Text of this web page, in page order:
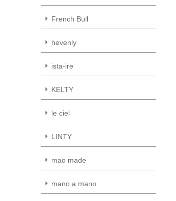
French Bull
hevenly
ista-ire
KELTY
le ciel
LINTY
mao made
mano a mano